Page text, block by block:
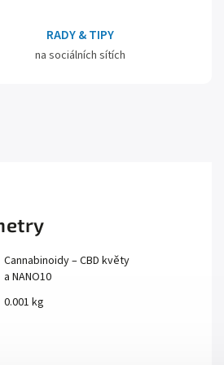
RADY & TIPY
na sociálních sítích
Cannabinoidy – CBD květy
a NANO10
0.001 kg